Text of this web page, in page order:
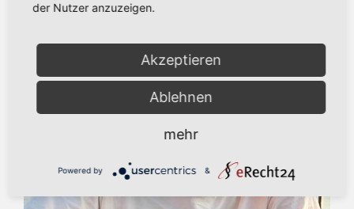
der Nutzer anzuzeigen.
Akzeptieren
Ablehnen
mehr
Powered by &